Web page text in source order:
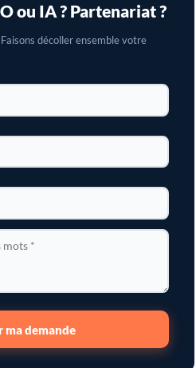
ou IA ? Partenariat ?
décoller ensemble votre
ma demande